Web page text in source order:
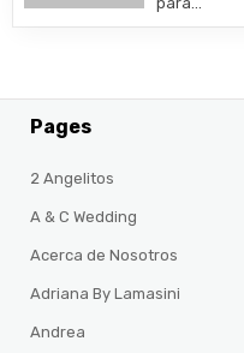
Pages
2 Angelitos
A & C Wedding
Acerca de Nosotros
Adriana By Lamasini
Andrea